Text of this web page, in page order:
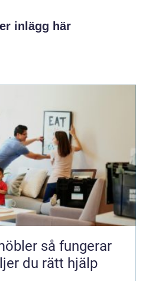
inlägg här
fungerar
du rätt hjälp